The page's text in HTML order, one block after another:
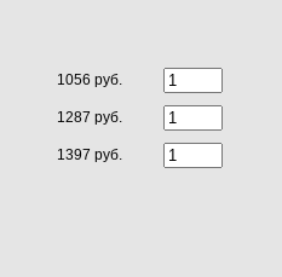
1056 руб.
1287 руб.
1397 руб.